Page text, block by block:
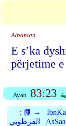
Albanian
E s’ka
përjetime
Ayah 83:23
: 📗 →
القرطوبي